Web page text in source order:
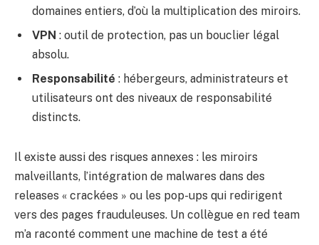
domaines entiers, d’où la multiplication des miroirs.
VPN : outil de protection, pas un bouclier légal
absolu.
Responsabilité : hébergeurs, administrateurs et
utilisateurs ont des niveaux de responsabilité
distincts.
Il existe aussi des risques annexes : les miroirs
malveillants, l’intégration de malwares dans des
releases « crackées » ou les pop-ups qui redirigent
vers des pages frauduleuses. Un collègue en red team
m’a raconté comment une machine de test a été